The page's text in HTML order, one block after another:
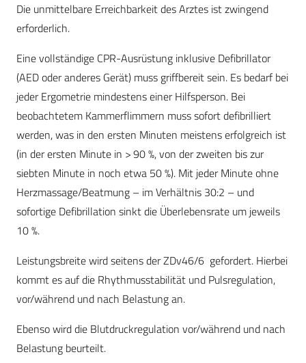
Die unmittelbare Erreichbarkeit des Arztes ist zwingend
erforderlich.
Eine vollständige CPR-Ausrüstung inklusive Defibrillator
(AED oder anderes Gerät) muss griff­bereit sein. Es bedarf bei
jeder Ergometrie mindestens einer Hilfsperson. Bei
beobachtetem Kammerflimmern muss sofort defibrilliert
werden, was in den ersten Minuten meistens erfolgreich ist
(in der ersten Minute in > 90 %, von der zweiten bis zur
siebten Minute in noch etwa 50 %). Mit jeder Minute ohne
Herzmassage/Beatmung – im Verhältnis 30:2 – und
sofortige Defibrillation sinkt die Überlebensrate um jeweils
10 %.
Leistungsbreite wird seitens der ZDv
gefordert. Hierbei
kommt es auf die Rhythmusstabilität und Pulsregulation,
vor/während und nach Belastung an.
Ebenso wird die Blutdruckregulation vor/während und nach
Belastung beurteilt.